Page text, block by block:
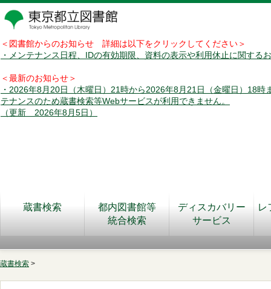
＜図書館からのお知らせ 詳細は以下をクリックしてください＞
・メンテナンス日程、IDの有効期限、資料の表示や利用休止に関する
＜最新のお知らせ＞
・2026年8月20日（木曜日）21時から2026年8月21日（金曜日）18時
テナンスのため蔵書検索等Webサービスが利用できません。
（更新 2026年8月5日）
蔵書検索
都内図書館等
統合検索
ディスカバリー
サービス
レ
蔵書検索 >